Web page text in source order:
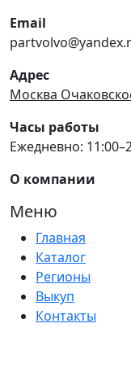
Email
Адрес
Москва
Часы работы
Ежедневно:
О компании
Меню
Главная
Каталог
Регионы
Выкуп
Контакты